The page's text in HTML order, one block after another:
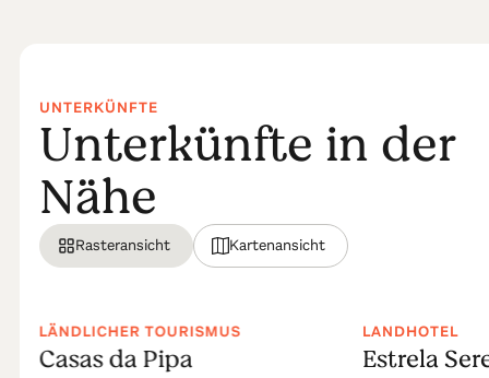
UNTERKÜNFTE
Unterkünfte in der
Nähe
Rasteransicht Kartenansicht
LÄNDLICHER TOURISMUS
Casas da Pipa
LANDHOTEL
Estrela